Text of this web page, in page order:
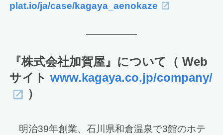
plat.io/ja/case/kagaya_aenokaze
『株式会社加賀屋』について（ Web
サイトwww.kagaya.co.jp/company/
）
明治39年創業、石川県和倉温泉で3館のホテ